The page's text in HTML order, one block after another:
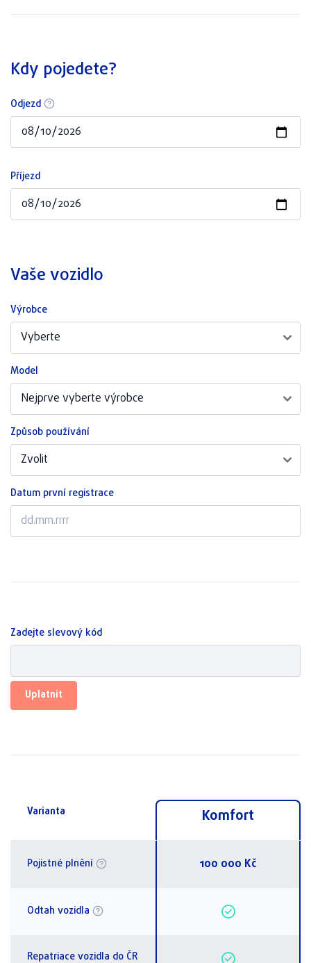
Kdy pojedete?
Odjezd
Příjezd
Vaše vozidlo
Výrobce
Model
Způsob používání
Datum první registrace
Zadejte slevový kód
Uplatnit
Varianta Komfort
Pojistné plnění 100 000 Kč
Odtah vozidla
Repatriace vozidla do ČR